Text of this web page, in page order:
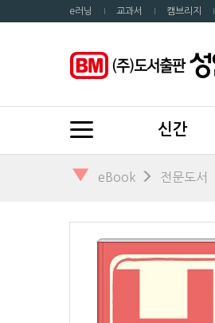
e러닝 교과서 캠브리지
신간
▼ eBook 전문도서